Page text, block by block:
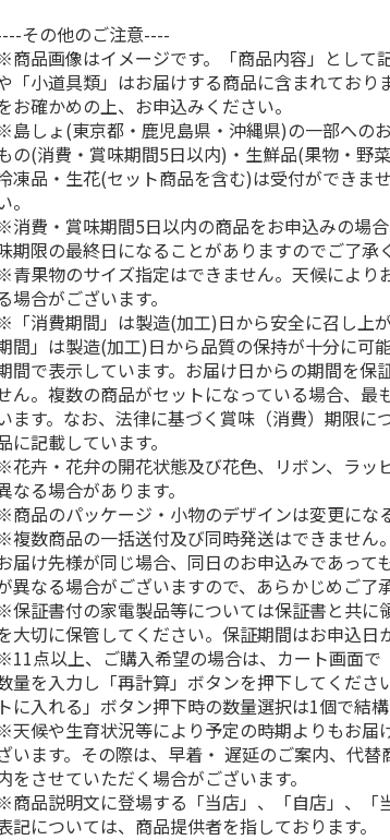
その他のご注意----
商品画像はイメージです。「商品内容」として
「小道具類」はお届けする商品に含まれており
お確かめの上、お申込みください。
島しょ(東京都・鹿児島県・沖縄県)の一部への
の(消費・賞味期間5日以内)・生鮮品(果物・野
凍品・生花(セット商品を含む)は受付ができま
。
消費・賞味期間5日以内の商品をお申込みの場
期限の最終日になることがありますのでご了承
青果物のサイズ指定はできません。天候により
場合がございます。
「消費期間」は製造(加工)日から安全に召し上
間」は製造(加工)日から品質の保持が十分に可
間で表示しています。お届け日からの期間を保
ん。複数の商品がセットになっている場合、最
ます。なお、法律に基づく賞味（消費）期限に
に記載しています。
花卉・花弁の開花状態及び花色、リボン、ラッ
なる場合があります。
商品のパッケージ・小物のデザインは変更にな
複数商品の一括送付及び同時発送はできません
届け先様が同じ場合、同日のお申込みであって
異なる場合がございますので、あらかじめご了
保証書付の家電製品等については保証書と共に
大切に保管してください。保証期間はお申込日
点以上、ご購入希望の場合は、カート画面で
量を入力し「再計算」ボタンを押下してくださ
トに入れる」ボタン押下時の数量選択は1個で結構
天候や生育状況等により予定の時期よりもお届
います。その際は、早着・ 遅延のご案内、代
をさせていただく場合がございます。
商品説明文に登場する「当店」、「自店」、「
記については、商品提供者を指しております。